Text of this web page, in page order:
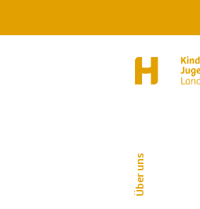
Über uns